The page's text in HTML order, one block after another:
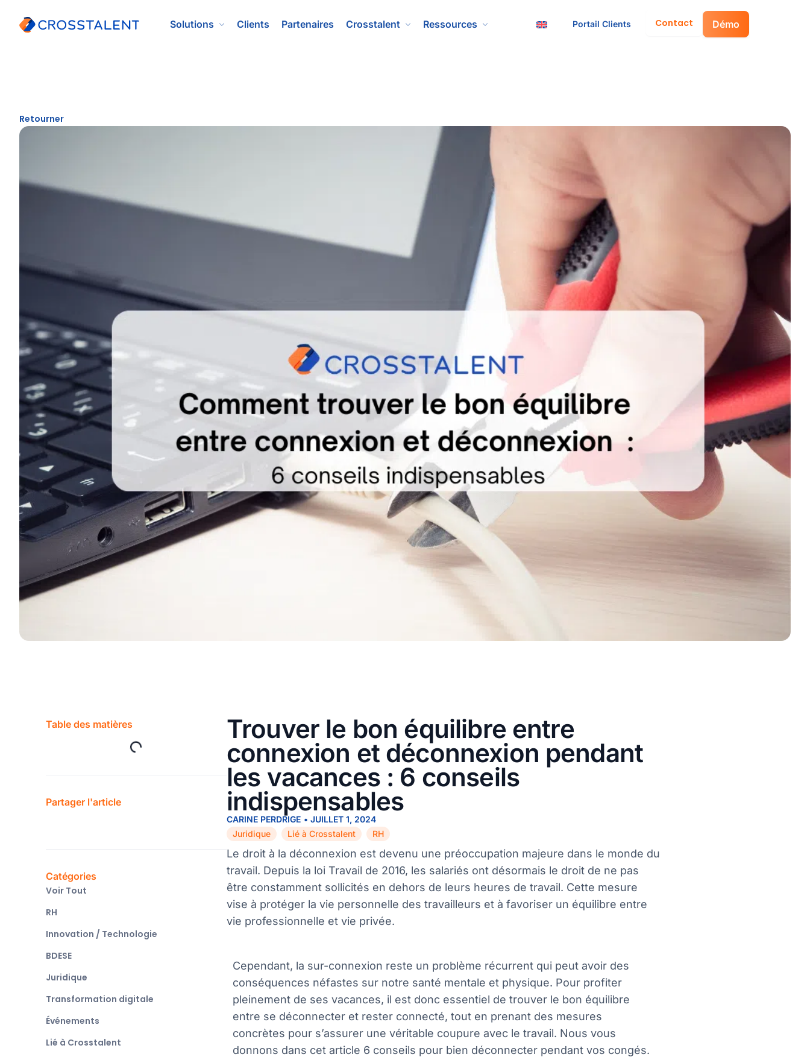
Solutions Clients Partenaires Crosstalent Ressources Portail Clients Contact Démo
Retourner
Table des matières
Partager l'article
Catégories
Voir Tout
RH
Innovation / Technologie
BDESE
Juridique
Transformation digitale
Événements
Lié à Crosstalent
Trouver le bon équilibre entre
connexion et déconnexion pendant
les vacances : 6 conseils
indispensables
CARINE PERDRIGE • JUILLET 1, 2024
Juridique
Lié à Crosstalent RH
Le droit à la déconnexion est devenu une préoccupation majeure dans le monde du
travail. Depuis la loi Travail de 2016, les salariés ont désormais le droit de ne pas
être constamment sollicités en dehors de leurs heures de travail. Cette mesure
vise à protéger la vie personnelle des travailleurs et à favoriser un équilibre entre
vie professionnelle et vie privée.
Cependant, la sur-connexion reste un problème récurrent qui peut avoir des
conséquences néfastes sur notre santé mentale et physique. Pour profiter
pleinement de ses vacances, il est donc essentiel de trouver le bon équilibre
entre se déconnecter et rester connecté, tout en prenant des mesures
concrètes pour s’assurer une véritable coupure avec le travail. Nous vous
donnons dans cet article 6 conseils pour bien déconnecter pendant vos congés.